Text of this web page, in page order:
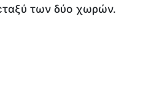
των δύο χωρών.